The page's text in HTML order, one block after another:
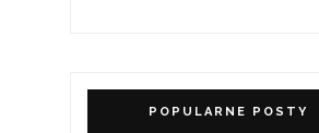
POPULARNE POSTY